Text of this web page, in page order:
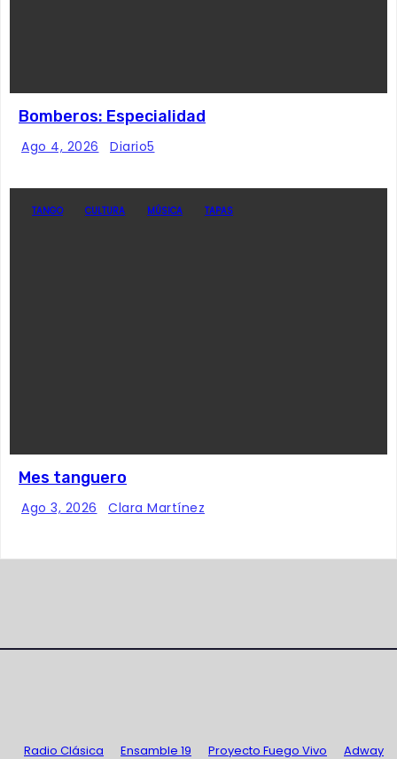
Bomberos: Especialidad
Ago 4, 2026 Diario5
TANGO CULTURA MÚSICA TAPAS
Mes tanguero
Ago 3, 2026 Clara Martínez
Radio Clásica Ensamble 19 Proyecto Fuego Vivo Adway